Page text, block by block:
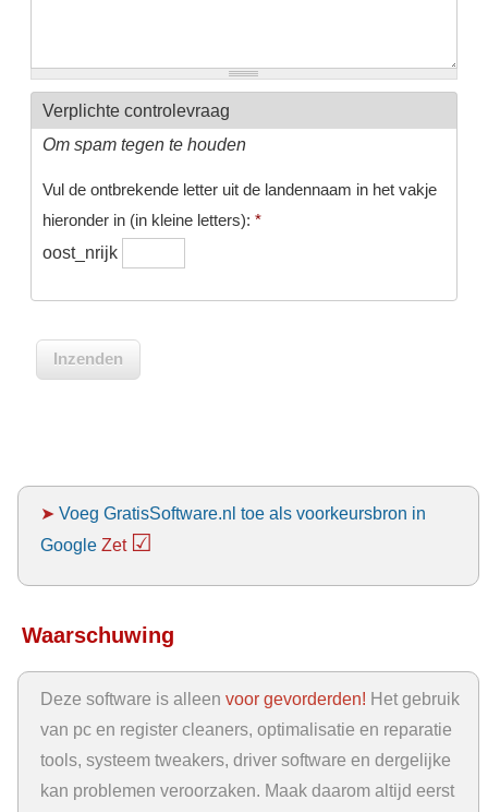
Verplichte controlevraag
Om spam tegen te houden
Vul de ontbrekende letter uit de landennaam in het vakje
hieronder in (in kleine letters): *
oost_nrijk
➤ Voeg GratisSoftware.nl toe als voorkeursbron in
Google Zet ☑
Waarschuwing
Deze software is alleen voor gevorderden! Het gebruik
van pc en register cleaners, optimalisatie en reparatie
tools, systeem tweakers, driver software en dergelijke
kan problemen veroorzaken. Maak daarom altijd eerst